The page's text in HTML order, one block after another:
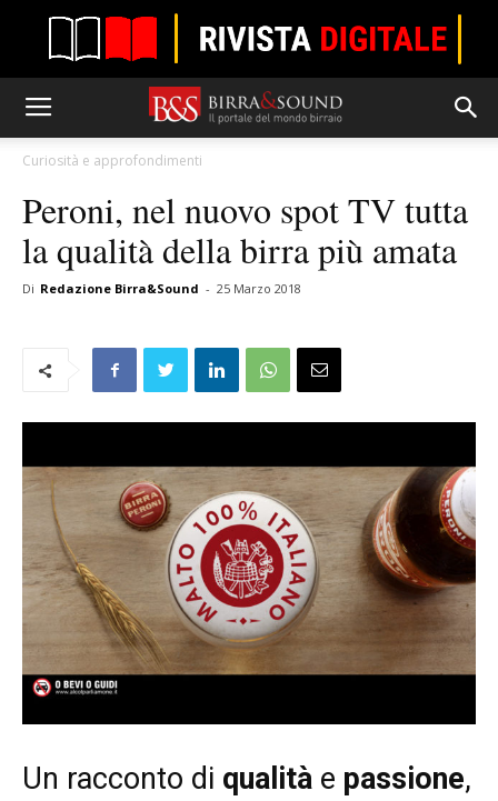
Curiosità e approfondimenti
Peroni, nel nuovo spot TV tutta
la qualità della birra più amata​
Di Redazione Birra&Sound - 25 Marzo 2018
Un racconto di qualità e passione,